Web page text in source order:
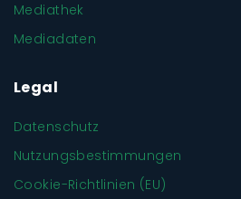
Mediathek
Mediadaten
Legal
Datenschutz
Nutzungsbestimmungen
Cookie-Richtlinien (EU)